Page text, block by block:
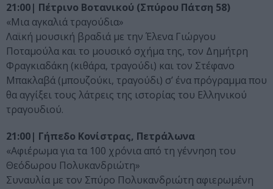
21:00| Πέτρινο Βοτανικού (Σπύρου Πάτση 58)
«Μια αγκαλιά τραγούδια»
Λαϊκή μουσική βραδιά με την Έλενα Γιώργου
Ποταμούλα και το μουσικό σχήμα της, τον Δημήτρη
Φραγκιαδάκη (κιθάρα, τραγούδι) και τον Στέφανο
Μπακλαβά (μπουζούκι, τραγούδι) σ’ ένα πρόγραμμα που
θα αγγίξει τους λάτρεις της ιστορίας του Ελληνικού
τραγουδιού.
21:00| Γήπεδο Κονίστρας, Πετράλωνα
«Αφιέρωμα για τα 100 χρόνια από τη γέννηση του
Θεόδωρου Πολυκανδριώτη»
Συναυλία με τον Σπύρο Πολυκανδριώτη αφιερωμένη